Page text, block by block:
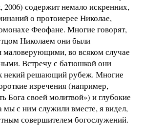
2006) содержит немало искренних,
о протоиерее Николае,
Феофане. Многие говорят,
Николаем они были
во всяком случае
Встречу с батюшкой они
некий решающий рубеж. Многие
изречения (например,
Бога своей молитвой») и глубокие
мы с ним служили вместе, я видел,
совершителем богослужений.